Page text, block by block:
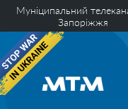
Муніципальний
Запоріжжя